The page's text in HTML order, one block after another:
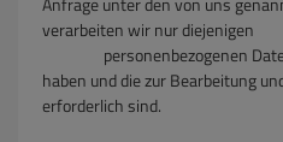
verarbeiten wir nur diejenigen
personenbezogenen
haben und die zur Bearbeitung
erforderlich sind.